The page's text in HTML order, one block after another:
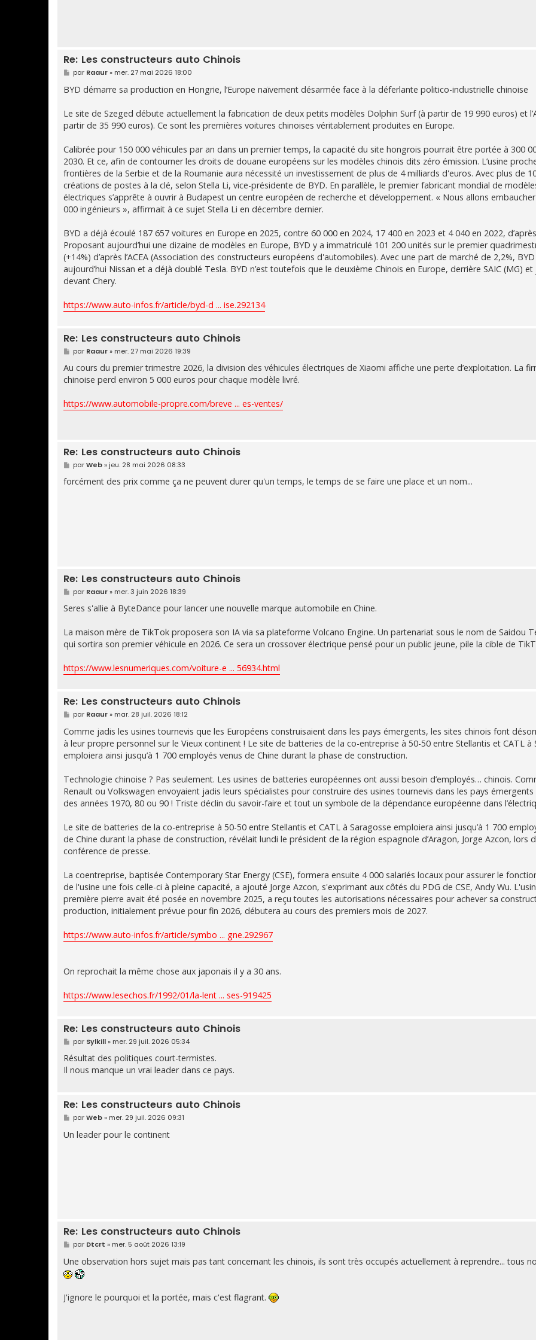
Re: Les constructeurs auto Chinois
M
e
s
s
g
e
par Raaur» mer. 27 mai 2026 18:00
BYD démarre sa production en Hongrie, l’Europe naïvement désarmée face à la déferlante politico-industrielle chinoise
Le site de Szeged débute actuellement la fabrication de deux petits modèles Dolphin Surf (à partir de 19 990 euros) et
partir de 35 990 euros). Ce sont les premières voitures chinoises véritablement produites en Europe.
Calibrée pour 150 000 véhicules par an dans un premier temps, la capacité du site hongrois pourrait être portée à 300
2030. Et ce, afin de contourner les droits de douane européens sur les modèles chinois dits zéro émission. L’usine
frontières de la Serbie et de la Roumanie aura nécessité un investissement de plus de 4 milliards d'euros. Avec plus de
créations de postes à la clé, selon Stella Li, vice-présidente de BYD. En parallèle, le premier fabricant mondial de
électriques s’apprête à ouvrir à Budapest un centre européen de recherche et développement. « Nous allons
000 ingénieurs », affirmait à ce sujet Stella Li en décembre dernier.
BYD a déjà écoulé 187 657 voitures en Europe en 2025, contre 60 000 en 2024, 17 400 en 2023 et 4 040 en 2022,
Proposant aujourd’hui une dizaine de modèles en Europe, BYD y a immatriculé 101 200 unités sur le premier
(+14%) d’après l’ACEA (Association des constructeurs européens d'automobiles). Avec une part de marché de 2,2%,
aujourd’hui Nissan et a déjà doublé Tesla. BYD n’est toutefois que le deuxième Chinois en Europe, derrière SAIC (MG) et
devant Chery.
https://www.auto-infos.fr/article/byd-d ... ise.292134
Re: Les constructeurs auto Chinois
M
e
s
s
a
par Raaur» mer. 27 mai 2026 19:39
Au cours du premier trimestre 2026, la division des véhicules électriques de Xiaomi affiche une perte d’exploitation. La
chinoise perd environ 5 000 euros pour chaque modèle livré.
https://www.automobile-propre.com/breve ... es-ventes/
Re: Les constructeurs auto Chinois
M
e
s
s
parWeb» jeu. 28 mai 2026 08:33
forcément des prix comme ça ne peuvent durer qu'un temps, le temps de se faire une place et un nom...
Re: Les constructeurs auto Chinois
M
e
s
s
g
e
par Raaur» mer. 3 juin 2026 18:39
Seres s'allie à ByteDance pour lancer une nouvelle marque automobile en Chine.
La maison mère de TikTok proposera son IA via sa plateforme Volcano Engine. Un partenariat sous le nom de Saidou
qui sortira son premier véhicule en 2026. Ce sera un crossover électrique pensé pour un public jeune, pile la cible de
https://www.lesnumeriques.com/voiture-e ... 56934.html
Re: Les constructeurs auto Chinois
M
e
s
s
a
g
e
par Raaur» mar. 28 juil. 2026 18:12
Comme jadis les usines tournevis que les Européens construisaient dans les pays émergents, les sites chinois font
à leur propre personnel sur le Vieux continent ! Le site de batteries de la co-entreprise à 50-50 entre Stellantis et CATL à
emploiera ainsi jusqu’à 1 700 employés venus de Chine durant la phase de construction.
Technologie chinoise ? Pas seulement. Les usines de batteries européennes ont aussi besoin d’employés… chinois.
Renault ou Volkswagen envoyaient jadis leurs spécialistes pour construire des usines tournevis dans les pays émergents
des années 1970, 80 ou 90 ! Triste déclin du savoir-faire et tout un symbole de la dépendance européenne dans
Le site de batteries de la co-entreprise à 50-50 entre Stellantis et CATL à Saragosse emploiera ainsi jusqu’à 1 700
de Chine durant la phase de construction, révélait lundi le président de la région espagnole d’Aragon, Jorge Azcon, lors
conférence de presse.
La coentreprise, baptisée Contemporary Star Energy (CSE), formera ensuite 4 000 salariés locaux pour assurer le
de l'usine une fois celle-ci à pleine capacité, a ajouté Jorge Azcon, s'exprimant aux côtés du PDG de CSE, Andy Wu.
première pierre avait été posée en novembre 2025, a reçu toutes les autorisations nécessaires pour achever sa
production, initialement prévue pour fin 2026, débutera au cours des premiers mois de 2027.
https://www.auto-infos.fr/article/symbo ... gne.292967
On reprochait la même chose aux japonais il y a 30 ans.
https://www.lesechos.fr/1992/01/la-lent ... ses-919425
Re: Les constructeurs auto Chinois
M
e
s
s
a
par Sylkill» mer. 29 juil. 2026 05:34
Résultat des politiques court-termistes.
Il nous manque un vrai leader dans ce pays.
Re: Les constructeurs auto Chinois
M
e
s
s
parWeb» mer. 29 juil. 2026 09:31
Un leader pour le continent
Re: Les constructeurs auto Chinois
M
e
s
s
a
par Dtcrt » mer. 5 août 2026 13:19
Une observation hors sujet mais pas tant concernant les chinois, ils sont très occupés actuellement à reprendre... tous
J'ignore le pourquoi et la portée, mais c'est flagrant.